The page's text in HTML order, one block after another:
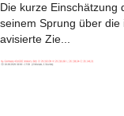
Die kurze Einschätzung
seinem Sprung über
avisierte Zie...